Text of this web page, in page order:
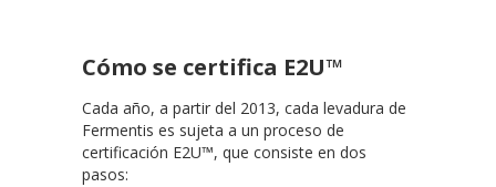
Cómo se certifica E2U™
Cada año, a partir del 2013, cada levadura de
Fermentis es sujeta a un proceso de
certificación E2U™, que consiste en dos
pasos: